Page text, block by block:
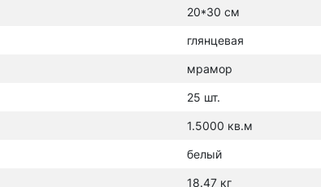
20*30 см
глянцевая
мрамор
25 шт.
1.5000 кв.м
белый
18.47 кг